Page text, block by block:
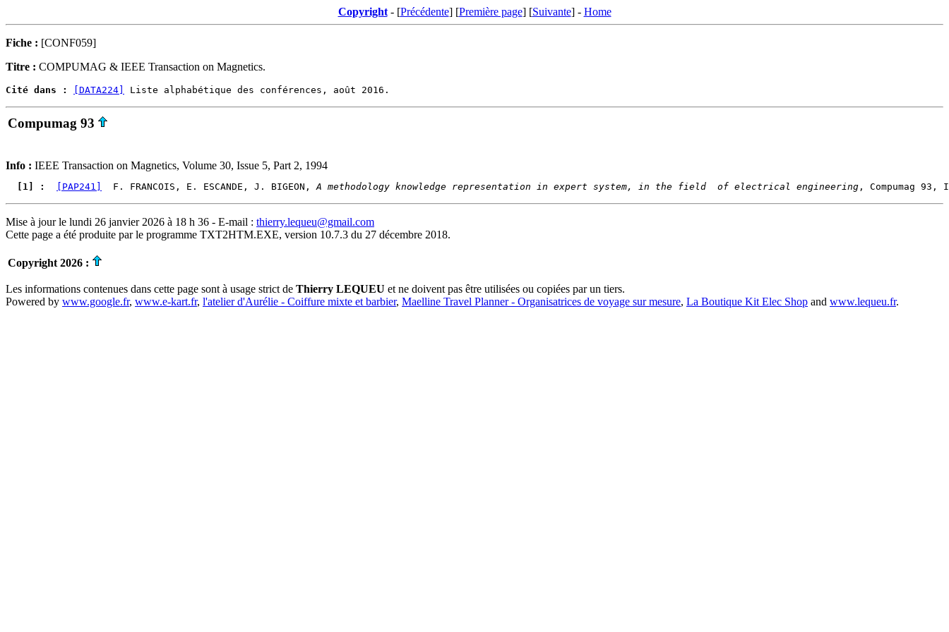
Copyright- [Précédente] [Première page] [Suivante] - Home
Fiche : [CONF059]
Titre : COMPUMAG & IEEE Transaction on Magnetics.
Cité dans : [DATA224]
Compumag 93
Info : IEEE Transaction on Magnetics, Volume 30, Issue 5, Part 2, 1994
  [1] :
[PAP241]
  F. FRANCOIS, E. ESCANDE, J. BIGEON,
A methodology knowledge representation in expert system, in the field  of electrical engineering
Mise à jour le lundi 26 janvier 2026 à 18 h 36 - E-mail : thierry.lequeu@gmail.com
Cette page a été produite par le programme TXT2HTM.EXE, version 10.7.3 du 27 décembre 2018.
Copyright 2026 :
Les informations contenues dans cette page sont à usage strict de Thierry LEQUEU et ne doivent pas être utilisées ou copiées par un tiers.
Powered by www.google.fr, www.e-kart.fr, l'atelier d'Aurélie - Coiffure mixte et barbier, Maelline Travel Planner - Organisatrices de voyage sur mesure, La Boutique Kit Elec Shop and www.lequeu.fr.